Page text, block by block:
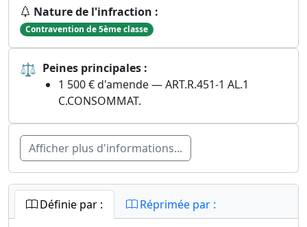
Nature de l'infraction :
Contravention de 5ème classe
⚖ Peines principales :
1 500 € d'amende — ART.R.451-1 AL.1
C.CONSOMMAT.
Afficher plus d'informations...
Définie par : Réprimée par :